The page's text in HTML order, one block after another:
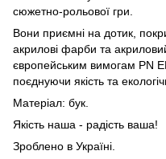
сюжетно-рольової гри.
Вони приємні на дотик,
акрилові фарби та
європейським вимогам PN
поєднуючи якість та
Матеріал: бук.
Якість наша - радість ваша!
Зроблено в Україні.